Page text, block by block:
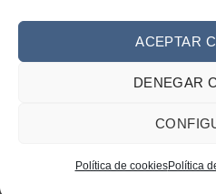
ACEPTAR
DENEGAR
Política de cookiesPolítica
Visa PayPal
Copyright 2026 ©Web creada por